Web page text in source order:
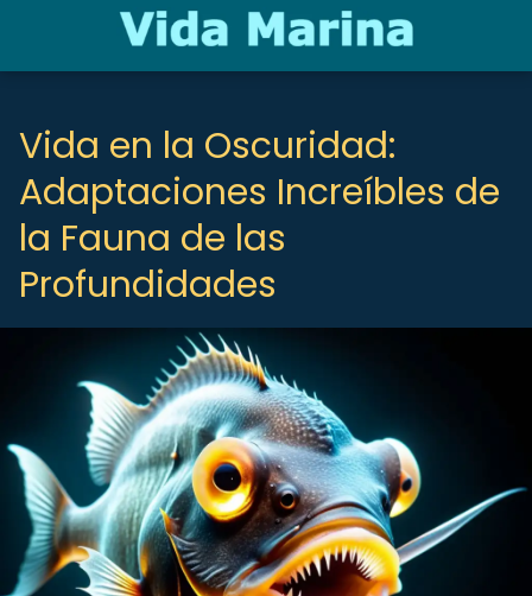
Vida en la Oscuridad:
Adaptaciones Increíbles de
la Fauna de las
Profundidades